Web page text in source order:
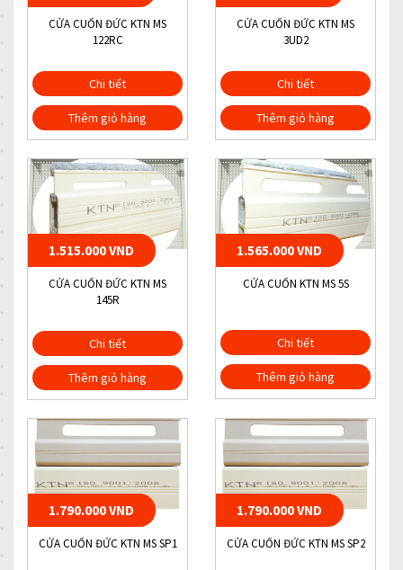
CỬA CUỐN ĐỨC KTN MS
122RC
Chi tiết
Thêm giỏ hàng
CỬA CUỐN ĐỨC KTN MS
3UD2
Chi tiết
Thêm giỏ hàng
1.515.000 VND
CỬA CUỐN ĐỨC KTN MS
145R
Chi tiết
Thêm giỏ hàng
1.565.000 VND
CỬA CUỐN KTN MS 5S
Chi tiết
Thêm giỏ hàng
1.790.000 VND
CỬA CUỐN ĐỨC KTN MS SP1
1.790.000 VND
CỬA CUỐN ĐỨC KTN MS SP2